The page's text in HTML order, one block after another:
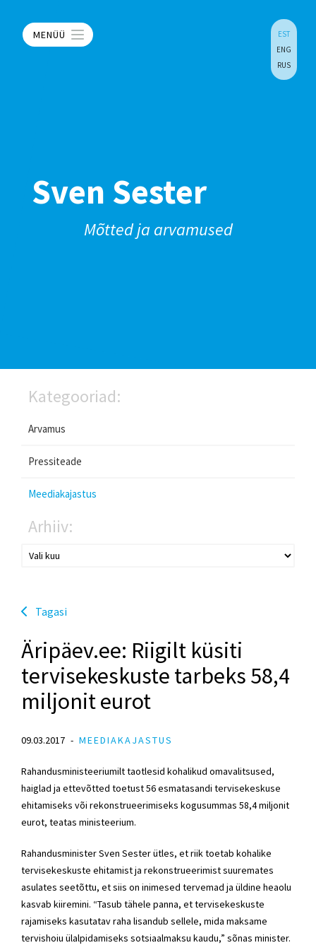
MENÜÜ
EST
ENG
RUS
Sven Sester
Mõtted ja arvamused
Kategooriad:
Arvamus
Pressiteade
Meediakajastus
Arhiiv:
Tagasi
Äripäev.ee: Riigilt küsiti
tervisekeskuste tarbeks 58,4
miljonit eurot
09.03.2017 MEEDIAKAJASTUS
Rahandusministeeriumilt taotlesid kohalikud omavalitsused,
haiglad ja ettevõtted toetust 56 esmatasandi tervisekeskuse
ehitamiseks või rekonstrueerimiseks kogusummas 58,4 miljonit
eurot, teatas ministeerium.
Rahandusminister Sven Sester ütles, et riik toetab kohalike
tervisekeskuste ehitamist ja rekonstrueerimist suuremates
asulates seetõttu, et siis on inimesed tervemad ja üldine heaolu
kasvab kiiremini. “Tasub tähele panna, et tervisekeskuste
rajamiseks kasutatav raha lisandub sellele, mida maksame
tervishoiu ülalpidamiseks sotsiaalmaksu kaudu,” sõnas minister.